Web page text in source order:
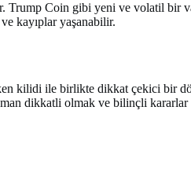
Coin gibi yeni ve volatil bir
kayıplar yaşanabilir.
kilidi ile birlikte dikkat çekici bir
dikkatli olmak ve bilinçli